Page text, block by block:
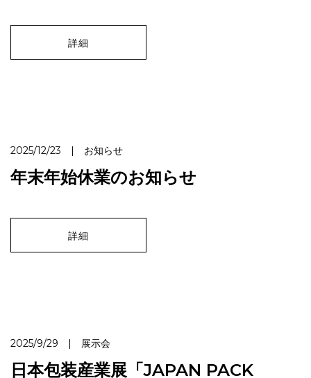
詳細
2025/12/23 | お知らせ
年末年始休業のお知らせ
詳細
2025/9/29 | 展示会
日本包装産業展「JAPAN PACK